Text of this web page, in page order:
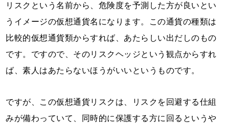
リスクという名前から、危険度を予測した方が良いとい
うイメージの仮想通貨名になります。この通貨の種類は
比較的仮想通貨類からすれば、あたらしい出だしのもの
です。ですので、そのリスクヘッジという観点からすれ
ば、素人はあたらないほうがいいというものです。
ですが、この仮想通貨リスクは、リスクを回避する仕組
みが備わっていて、同時的に保護する方に回るというや